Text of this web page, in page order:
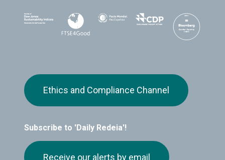
Subscribe to 'Daily Redeia'!
Receive our alerts by email
Ethics and Compliance Channel